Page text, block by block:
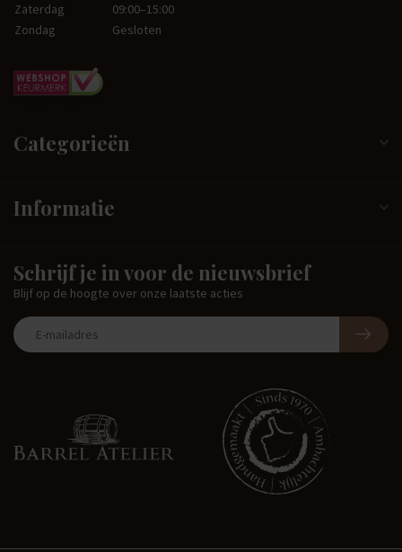
Zaterdag
09:00–15:00
Zondag
Gesloten
Categorieën
Informatie
Schrijf je in voor de nieuwsbrief
Blijf op de hoogte over onze laatste acties